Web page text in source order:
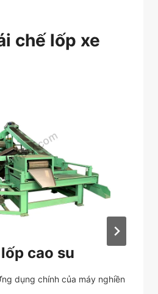
chế lốp xe
cao su
dụng chính của máy nghiền